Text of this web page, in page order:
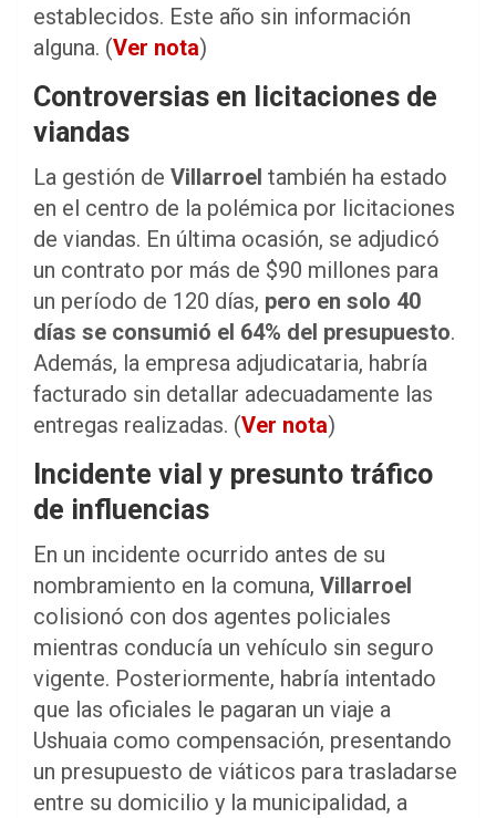
establecidos. Este año sin información
alguna. (Ver nota)
Controversias en licitaciones de
viandas
La gestión de Villarroel también ha estado
en el centro de la polémica por licitaciones
de viandas. En última ocasión, se adjudicó
un contrato por más de $90 millones para
un período de 120 días, pero en solo 40
días se consumió el 64% del presupuesto.
Además, la empresa adjudicataria, habría
facturado sin detallar adecuadamente las
entregas realizadas. (Ver nota)
Incidente vial y presunto tráfico
de influencias
En un incidente ocurrido antes de su
nombramiento en la comuna, Villarroel
colisionó con dos agentes policiales
mientras conducía un vehículo sin seguro
vigente. Posteriormente, habría intentado
que las oficiales le pagaran un viaje a
Ushuaia como compensación, presentando
un presupuesto de viáticos para trasladarse
entre su domicilio y la municipalidad, a